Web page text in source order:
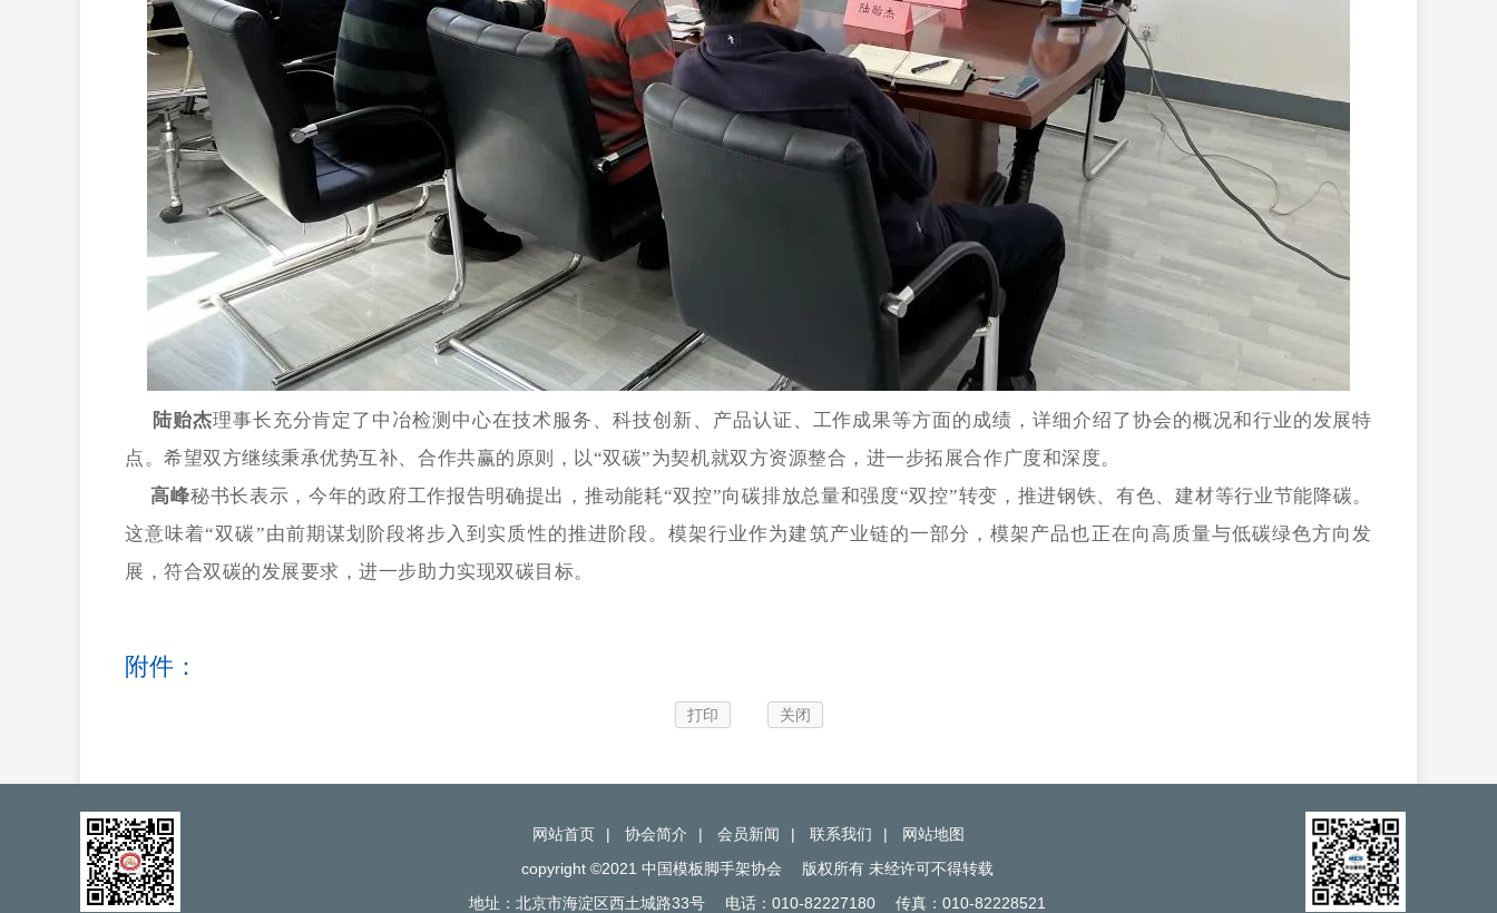
陆贻杰理事长充分肯定了中冶检测中心在技术服务、科技创新、产品认证、工作成果等方面的成绩，详细介绍了协会的概况和行业的发展特
点。希望双方继续秉承优势互补、合作共赢的原则，以“双碳”为契机就双方资源整合，进一步拓展合作广度和深度。
高峰秘书长表示，今年的政府工作报告明确提出，推动能耗“双控”向碳排放总量和强度“双控”转变，推进钢铁、有色、建材等行业节能降碳。
这意味着“双碳”由前期谋划阶段将步入到实质性的推进阶段。模架行业作为建筑产业链的一部分，模架产品也正在向高质量与低碳绿色方向发
展，符合双碳的发展要求，进一步助力实现双碳目标。
附件：
打印 关闭
网站首页 | 协会简介 | 会员新闻 | 联系我们 |
网站地图
copyright ©2021 中国模板脚手架协会
版权所有 未经许可不得转载
地址：北京市海淀区西土城路33号
电话：010-82227180 传真：010-82228521